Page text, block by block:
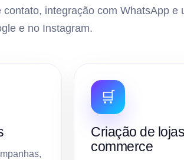
integração com WhatsApp e
e no Instagram.
🛒
Criação de
commerce